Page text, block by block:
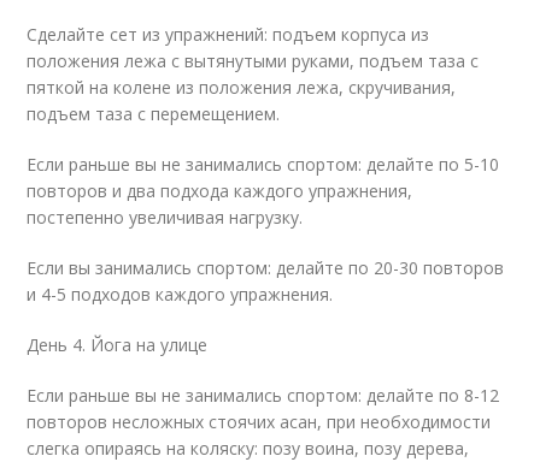
Сделайте сет из упражнений: подъем корпуса из
положения лежа с вытянутыми руками, подъем таза с
пяткой на колене из положения лежа, скручивания,
подъем таза с перемещением.
Если раньше вы не занимались спортом: делайте по 5-10
повторов и два подхода каждого упражнения,
постепенно увеличивая нагрузку.
Если вы занимались спортом: делайте по 20-30 повторов
и 4-5 подходов каждого упражнения.
День 4. Йога на улице
Если раньше вы не занимались спортом: делайте по 8-12
повторов несложных стоячих асан, при необходимости
слегка опираясь на коляску: позу воина, позу дерева,